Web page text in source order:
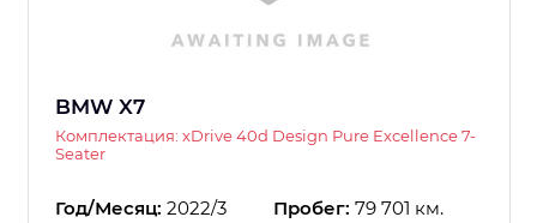
BMW X7
Комплектация: xDrive 40d Design Pure Excellence 7-
Seater
Год/Месяц: 2022/3 Пробег: 79 701 км.